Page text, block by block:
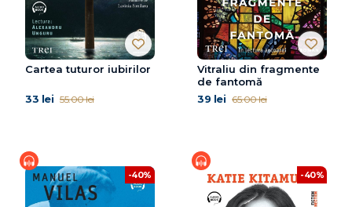
Cartea tuturor iubirilor
33 lei 55.00 lei
Vitraliu din fragmente
de fantomă
39 lei 65.00 lei
-40% -40%